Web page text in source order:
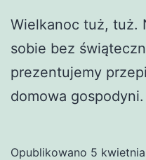
Wielkanoc tuż, tuż.
sobie bez
prezentujemy
domowa gospodyni.
Opublikowano 5